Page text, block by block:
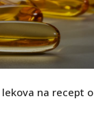
na recept o